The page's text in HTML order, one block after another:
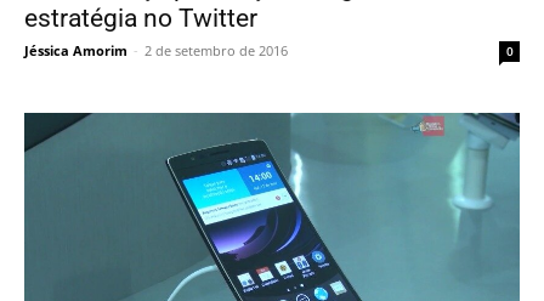
estratégia no Twitter
Jéssica Amorim - 2 de setembro de 2016 0